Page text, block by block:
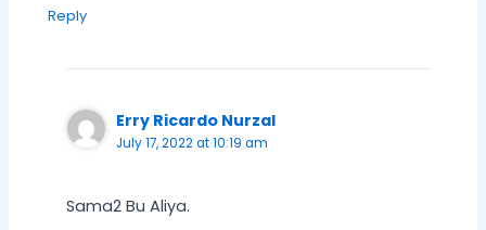
Reply
Erry Ricardo Nurzal
July 17, 2022 at 10:19 am
Sama2 Bu Aliya.